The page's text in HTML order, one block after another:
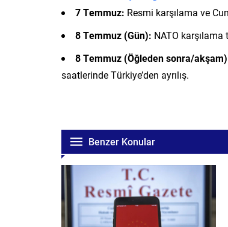
7 Temmuz: Resmi karşılama ve
8 Temmuz (Gün): NATO karşılama
8 Temmuz (Öğleden sonra/
saatlerinde Türkiye’den ayrılış.
Benzer Konular